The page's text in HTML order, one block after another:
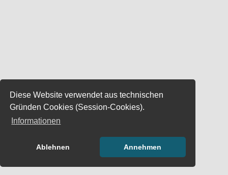
Diese Website verwendet aus technischen
Gründen Cookies (Session-Cookies).
Informationen
Ablehnen Annehmen